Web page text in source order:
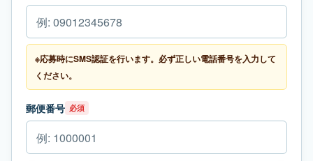
※応募時にSMS認証を行います。必ず正しい電話番号を入力して
ください。
郵便番号 必須